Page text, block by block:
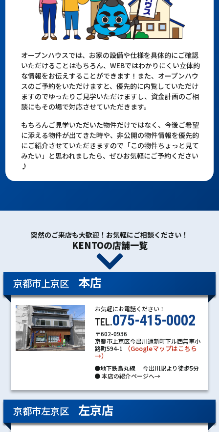
オープンハウスでは、お家の設備や仕様を具体的にご確認
いただけることはもちろん、WEBではわかりにくい立体的
な情報をお伝えすることができます！また、オープンハウ
スのご予約をいただけますと、優先的に内覧していただけ
ますのでゆったりご見学いただけますし、資金計画のご相
談にもその場で対応させていただきます。
もちろんご見学いただいた物件だけではなく、今後ご希望
に添える物件が出てきた時や、非公開の物件情報を優先的
にご紹介させていただきますので「この物件ちょっと見て
みたい」と思われましたら、ぜひお気軽にご予約ください
♪
突然のご来店も大歓迎！お気軽にご相談ください！
KENTOの店舗一覧
京都市上京区 本店
お気軽にお電話ください！
TEL.075-415-0002
〒602-0936
京都市上京区今出川通新町下ル西無車小
路町594-1
（Googleマップはこちら
→）
●地下鉄烏丸線 今出川駅より徒歩5分
●本店の紹介ページへ→
京都市左京区 左京店